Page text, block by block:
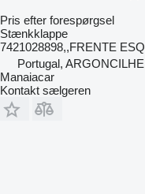
Pris efter forespørgsel
Stænkklappe
7421028898,,FRENTE ESQ
Portugal, ARGONCILHE
Manaiacar
Kontakt sælgeren